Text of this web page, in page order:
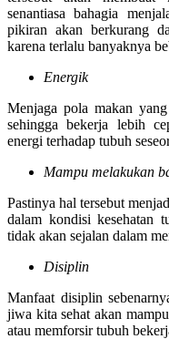
senantiasa bahagia
pikiran akan berkurang
karena terlalu banyaknya
Energik
Menjaga pola makan
sehingga bekerja lebih
energi terhadap tubuh
Mampu melakukan
Pastinya hal tersebut
dalam kondisi kesehatan
tidak akan sejalan dalam
Disiplin
Manfaat disiplin
jiwa kita sehat akan
atau memforsir tubuh